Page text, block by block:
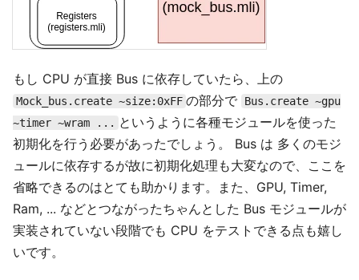
もし CPU が直接 Bus に依存していたら、上の
Mock_bus.create ~size:0xFF の部分で
Bus.create ~gpu
~timer ~wram ... というように各種モジュールを使った
初期化を行う必要があったでしょう。 Bus は 多くのモジ
ュールに依存するが故に初期化処理も大変なので、ここを
省略できるのはとても助かります。また、GPU, Timer,
Ram, ... などとつながったちゃんとした Bus モジュールが
実装されていない段階でも CPU をテストできる点も嬉し
いです。